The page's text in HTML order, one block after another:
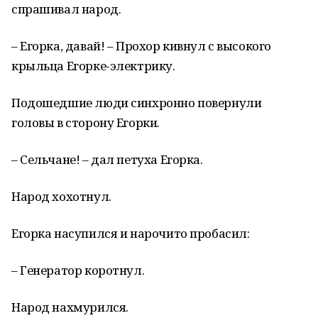
спрашивал народ.
– Егорка, давай! – Прохор кивнул с высокого
крыльца Егорке-электрику.
Подошедшие люди синхронно повернули
головы в сторону Егорки.
– Сельчане! – дал петуха Егорка.
Народ хохотнул.
Егорка насупился и нарочито пробасил:
– Генератор коротнул.
Народ нахмурился.